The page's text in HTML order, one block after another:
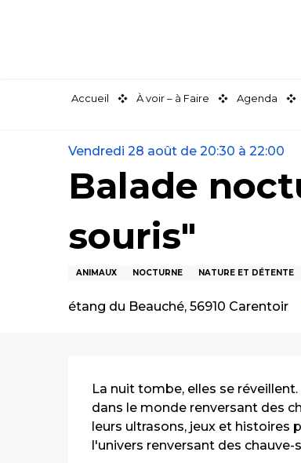
Accueil À voir – à Faire Agenda
Vendredi 28 août de 20:30 à 22:00
Balade
souris"
ANIMAUX NOCTURNE NATURE ET DÉTENTE
étang du Beauché, 56910 Carentoir
La nuit tombe, elles se
dans le monde renversant des
leurs ultrasons, jeux et histoires
l'univers renversant des chauve-